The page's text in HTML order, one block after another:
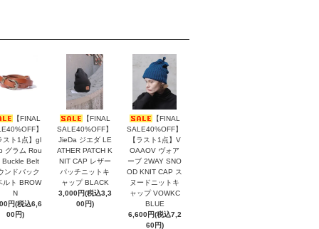
【FINAL
】
スト1点】gl
グラム Rou
Buckle Belt
ンドバック
ルト BROW
N
円(税込6,6
00円)
【FINAL
SALE40%OFF】
JieDa ジエダ LE
ATHER PATCH K
NIT CAP レザー
パッチニットキ
ャップ BLACK
3,000円(税込3,3
00円)
【FINAL
SALE40%OFF】
【ラスト1点】V
OAAOV ヴォア
ーブ 2WAY SNO
OD KNIT CAP ス
ヌードニットキ
ャップ VOWKC
BLUE
6,600円(税込7,2
60円)